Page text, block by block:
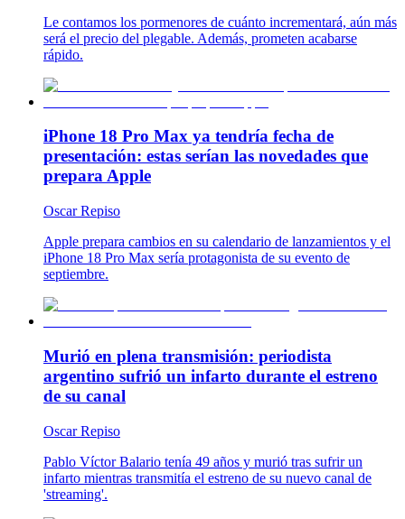
Le contamos los pormenores de cuánto incrementará, aún más
será el precio del plegable. Además, prometen acabarse
rápido.
iPhone 18 Pro Max ya tendría fecha de
presentación: estas serían las novedades que
prepara Apple
Oscar Repiso
Apple prepara cambios en su calendario de lanzamientos y el
iPhone 18 Pro Max sería protagonista de su evento de
septiembre.
Murió en plena transmisión: periodista
argentino sufrió un infarto durante el estreno
de su canal
Oscar Repiso
Pablo Víctor Balario tenía 49 años y murió tras sufrir un
infarto mientras transmitía el estreno de su nuevo canal de
'streaming'.